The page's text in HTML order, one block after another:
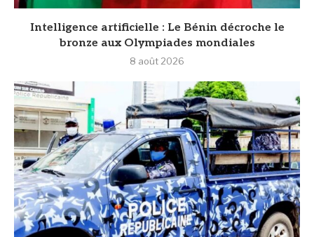
Intelligence artificielle : Le Bénin décroche le
bronze aux Olympiades mondiales
8 août 2026